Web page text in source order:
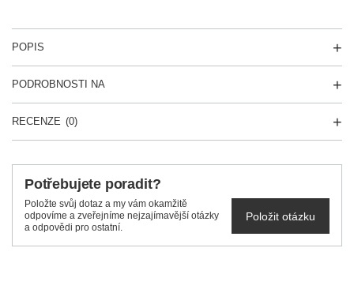
POPIS
PODROBNOSTI NA
RECENZE (0)
Potřebujete poradit?
Položte svůj dotaz a my vám okamžitě
odpovíme a zveřejníme nejzajímavější otázky
a odpovědi pro ostatní.
Položit otázku